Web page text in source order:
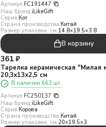
Артикул:FC191447
Наш бренд:iLikeGift
Серия:Кот
Страна производства:Китай
Размер упаковки, см:14.8×19.5×3.8
В корзину
361 ₽
Тарелка керамическая "Милая
20,3х13х2,5 см
В наличии 663 шт.
Артикул:FC250137
Наш бренд:iLikeGift
Серия:Корова
Страна производства:Китай
Размер упаковки, см:20×19.5×3